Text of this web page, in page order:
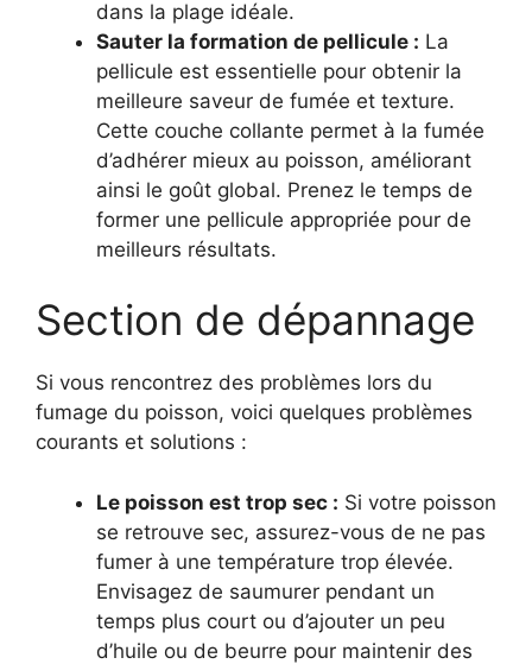
dans la plage idéale.
Sauter la formation de pellicule : La
pellicule est essentielle pour obtenir la
meilleure saveur de fumée et texture.
Cette couche collante permet à la fumée
d’adhérer mieux au poisson, améliorant
ainsi le goût global. Prenez le temps de
former une pellicule appropriée pour de
meilleurs résultats.
Section de dépannage
Si vous rencontrez des problèmes lors du
fumage du poisson, voici quelques problèmes
courants et solutions :
Le poisson est trop sec : Si votre poisson
se retrouve sec, assurez-vous de ne pas
fumer à une température trop élevée.
Envisagez de saumurer pendant un
temps plus court ou d’ajouter un peu
d’huile ou de beurre pour maintenir des